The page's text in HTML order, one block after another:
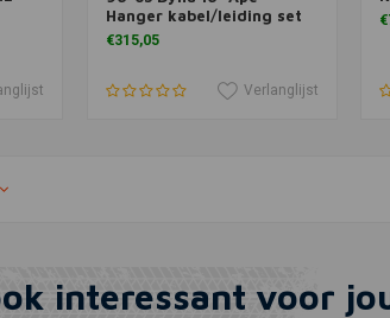
Hanger kabel/leiding set
€315,05
Verlanglijst
interessant voor